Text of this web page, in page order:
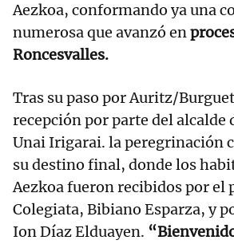
Aezkoa, conformando ya una
numerosa que avanzó en
Roncesvalles.
Tras su paso por Auritz/
recepción por parte del alcalde
Unai Irigarai. la peregrinación
su destino final, donde los
Aezkoa fueron recibidos por el
Colegiata, Bibiano Esparza, y
Ion Díaz Elduayen.